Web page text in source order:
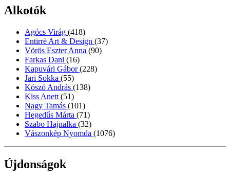
Alkotók
Agócs Virág (418)
Entirrè Art & Design (37)
Vörös Eszter Anna (90)
Farkas Dani (16)
Kapuvári Gábor(228)
Jari Sokka (55)
Kószó András (138)
Kiss Anett (51)
Nagy Tamás (101)
Hegedűs Márta (71)
Szabo Hajnalka (32)
Vászonkép Nyomda (1076)
Újdonságok